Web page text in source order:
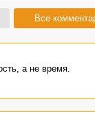
Все
а не время.